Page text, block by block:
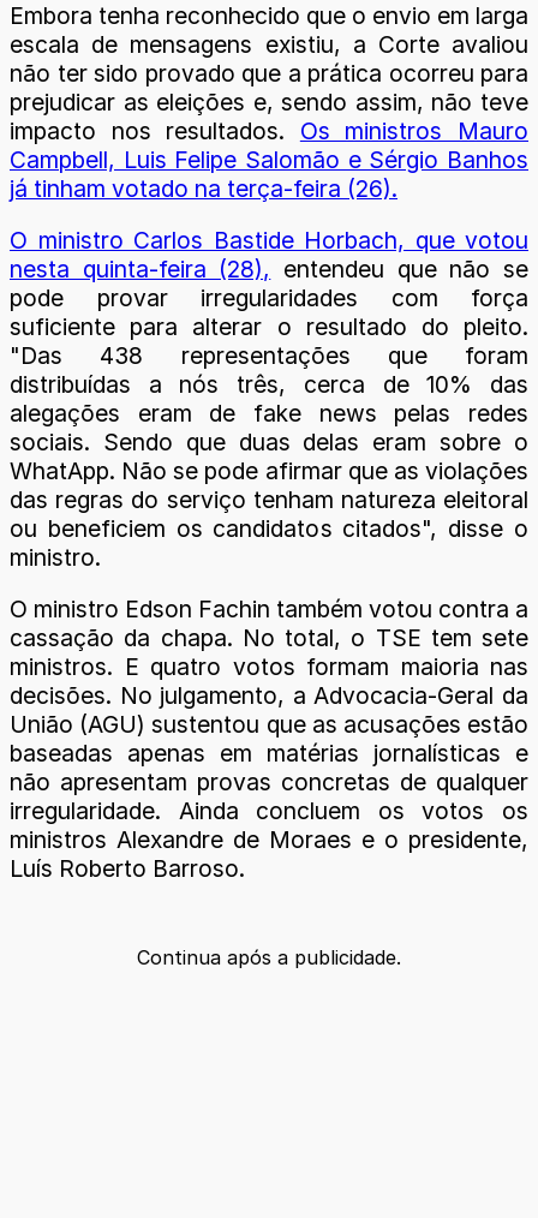
Embora tenha reconhecido que o envio em larga
escala de mensagens existiu, a Corte avaliou
não ter sido provado que a prática ocorreu para
prejudicar as eleições e, sendo assim, não teve
impacto nos resultados. Os ministros Mauro
Campbell, Luis Felipe Salomão e Sérgio Banhos
já tinham votado na terça-feira (26).
O ministro Carlos Bastide Horbach, que votou
nesta quinta-feira (28), entendeu que não se
pode provar irregularidades com força
suficiente para alterar o resultado do pleito.
"Das 438 representações que foram
distribuídas a nós três, cerca de 10% das
alegações eram de fake news pelas redes
sociais. Sendo que duas delas eram sobre o
WhatApp. Não se pode afirmar que as violações
das regras do serviço tenham natureza eleitoral
ou beneficiem os candidatos citados", disse o
ministro.
O ministro Edson Fachin também votou contra a
cassação da chapa. No total, o TSE tem sete
ministros. E quatro votos formam maioria nas
decisões. No julgamento, a Advocacia-Geral da
União (AGU) sustentou que as acusações estão
baseadas apenas em matérias jornalísticas e
não apresentam provas concretas de qualquer
irregularidade. Ainda concluem os votos os
ministros Alexandre de Moraes e o presidente,
Luís Roberto Barroso.
Continua após a publicidade.